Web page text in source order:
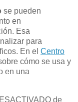
se pueden
en
Esa
para
En el Centro
cómo se usa y
en una
de